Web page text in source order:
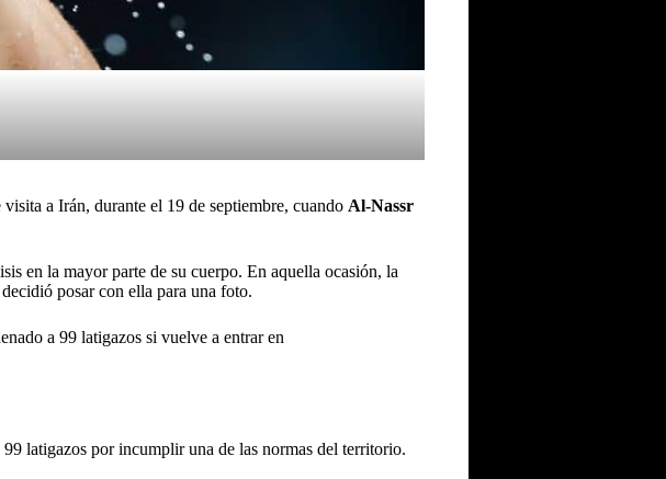
a Irán, durante el 19 de septiembre, cuando Al-Nassr
en la mayor parte de su cuerpo. En aquella ocasión, la
posar con ella para una foto.
a 99 latigazos si vuelve a entrar en
latigazos por incumplir una de las normas del territorio.